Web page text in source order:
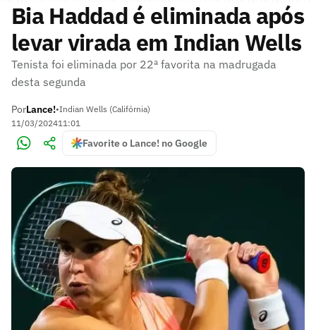
Bia Haddad é eliminada após
levar virada em Indian Wells
Tenista foi eliminada por 22ª favorita na madrugada
desta segunda
PorLance!•Indian Wells (Califórnia)
11/03/202411:01
Favorite o Lance! no Google